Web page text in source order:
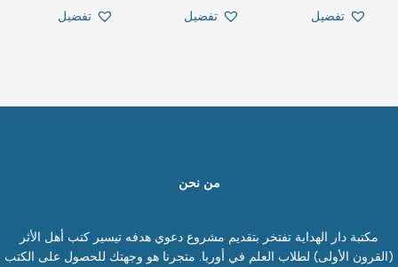
تفضيل تفضيل تفضيل
من نحن
مكتبة دار الهداية تفتخر بتقديم مشروع دعوي هدفه تيسير كتب أهل الأثر
(القرون الأولى) لطلاب العلم في أوربا. متجرنا هو وجهتك للحصول على الكتب